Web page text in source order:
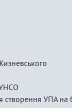
створення УПА